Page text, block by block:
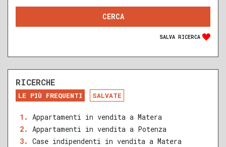
SOLO ANNUNCI IN ASTA
DA RISTRUTTURARE
NUOVA COSTRUZIONE
RECENTE
RISTRUTTURATO
QUALSIASI SUPERFICIE
SALVA RICERCA
RICERCHE
LE PIÙ FREQUENTI SALVATE
Appartamenti in vendita a Matera
Appartamenti in vendita a Potenza
Case indipendenti in vendita a Matera